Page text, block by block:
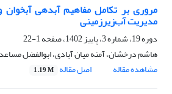
مروری بر تکامل مفاهیم آبدهی
مدیریت آب‌زیرزمینی
دوره 19، شماره 3، پاییز 1402، صفحه
1-22
هاشم درخشان، آمنه میان آبادی، ابوالفضل
مشاهده مقاله
اصل مقاله 1.19 M